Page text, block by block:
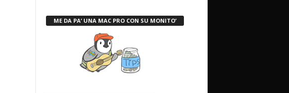
ME DA PA’ UNA MAC PRO CON SU MONITO’